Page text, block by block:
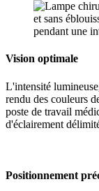
Vision optimale
L'intensité
rendu des couleurs
poste de travail
d'éclairement
Positionnement